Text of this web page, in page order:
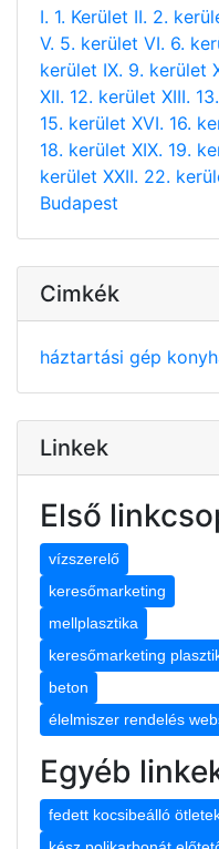
I. 1. Kerület II. 2.
V. 5. kerület VI. 6.
kerület IX. 9. kerület
XII. 12. kerület XIII.
15. kerület XVI. 16.
18. kerület XIX. 19.
kerület XXII. 22.
Budapest
Cimkék
háztartási gép
Linkek
Első
vízszerelő
keresőmarketing
mellplasztika
keresőmarketing
beton
élelmiszer rendelés
Egyéb
fedett kocsibeálló